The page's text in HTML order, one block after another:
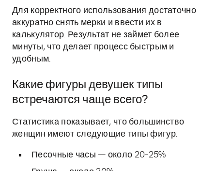
Для корректного использования достаточно
аккуратно снять мерки и ввести их в
калькулятор. Результат не займет более
минуты, что делает процесс быстрым и
удобным.
Какие фигуры девушек типы
встречаются чаще всего?
Статистика показывает, что большинство
женщин имеют следующие типы фигур:
Песочные часы — около 20-25%